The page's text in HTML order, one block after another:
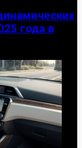
года в